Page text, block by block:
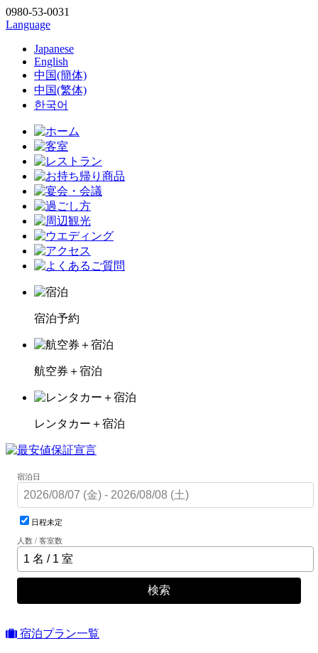
0980-53-0031
Language
Japanese
English
中国(簡体)
中国(繁体)
한국어
宿泊予約
航空券＋宿泊
レンタカー＋宿泊
宿泊日
日程未定
人数 / 客室数
検索
宿泊プラン一覧